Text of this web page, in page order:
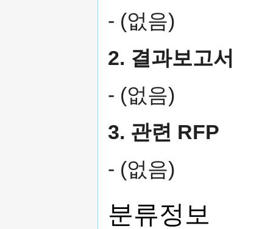
- (없음)
2. 결과보고서
- (없음)
3. 관련 RFP
- (없음)
분류정보